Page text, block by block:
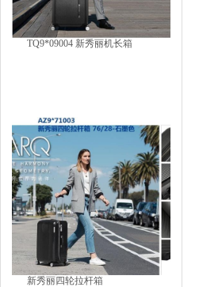
TQ9*09004 新秀丽机长箱
新秀丽四轮拉杆箱